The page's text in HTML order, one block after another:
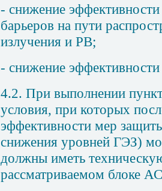
- снижение
барьеров на пути
излучения и РВ;
- снижение
4.2. При выполнении
условия, при которых
эффективности мер
снижения уровней ГЭЗ)
должны иметь
рассматриваемом блоке